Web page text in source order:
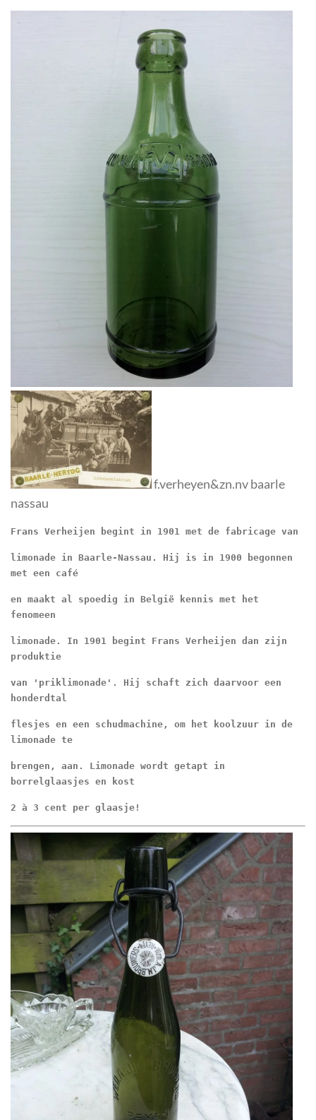
f.verheyen&zn.nv baarle
nassau
Frans Verheijen begint in 1901 met de fabricage van
limonade in Baarle-Nassau. Hij is in 1900 begonnen
met een café
en maakt al spoedig in België kennis met het
fenomeen
limonade. In 1901 begint Frans Verheijen dan zijn
produktie
van 'priklimonade'. Hij schaft zich daarvoor een
honderdtal
flesjes en een schudmachine, om het koolzuur in de
limonade te
brengen, aan. Limonade wordt getapt in
borrelglaasjes en kost
2 à 3 cent per glaasje!